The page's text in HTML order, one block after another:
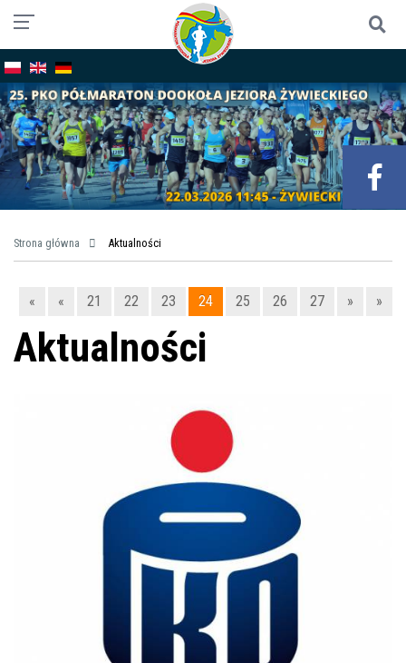
Strona główna Aktualności
« « 21 22 23 24 25 26 27 » »
Aktualności